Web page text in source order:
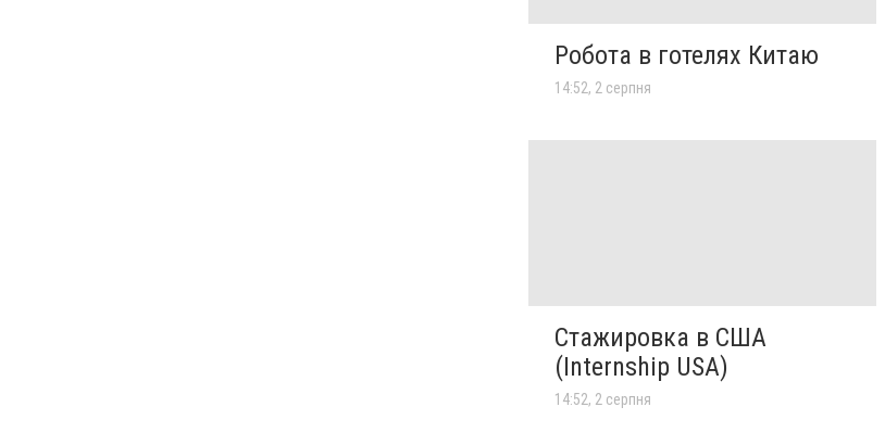
Робота в готелях Китаю
14:52, 2 серпня
Стажировка в США
(Internship USA)
14:52, 2 серпня